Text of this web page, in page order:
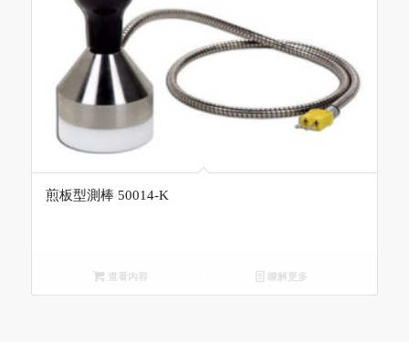
煎板型測棒 50014-K
查看內容 瞭解更多